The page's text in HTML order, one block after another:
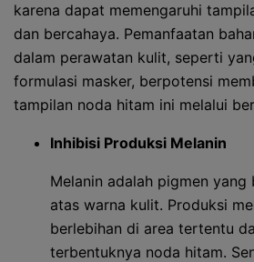
karena dapat memengaruhi
dan bercahaya. Pemanfaatan
dalam perawatan kulit, seperti
formulasi masker, berpotensi
tampilan noda hitam ini melalui
Inhibisi Produksi Melanin
Melanin adalah pigmen
atas warna kulit. Produksi
berlebihan di area tertentu
terbentuknya noda hitam.